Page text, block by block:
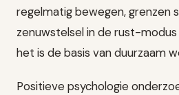
regelmatig bewegen, grenzen
zenuwstelsel in de rust-modus
het is de basis van duurzaam
Positieve psychologie